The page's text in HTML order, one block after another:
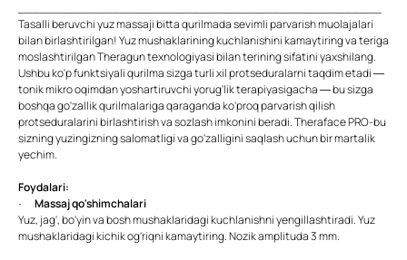
Tasalli beruvchi yuz massaji bitta qurilmada sevimli parvarish muolajalari
bilan birlashtirilgan! Yuz mushaklarining kuchlanishini kamaytiring va teriga
moslashtirilgan Theragun texnologiyasi bilan terining sifatini yaxshilang.
Ushbu ko'p funktsiyali qurilma sizga turli xil protseduralarni taqdim etadi —
tonik mikro oqimdan yoshartiruvchi yorug'lik terapiyasigacha — bu sizga
boshqa go'zallik qurilmalariga qaraganda ko'proq parvarish qilish
protseduralarini birlashtirish va sozlash imkonini beradi. Theraface PRO-bu
sizning yuzingizning salomatligi va go'zalligini saqlash uchun bir martalik
yechim.
Foydalari:
· Massaj qo'shimchalari
Yuz, jag', bo'yin va bosh mushaklaridagi kuchlanishni yengillashtiradi. Yuz
mushaklaridagi kichik og'riqni kamaytiring. Nozik amplituda 3 mm.